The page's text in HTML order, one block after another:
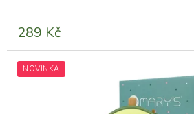
289 Kč
NOVINKA